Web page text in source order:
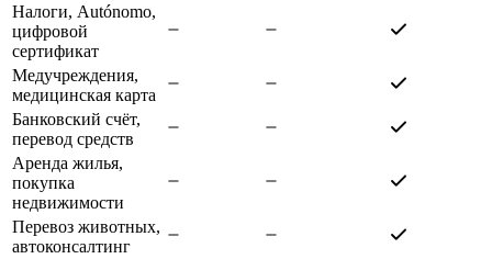
Налоги, Autónomo,
цифровой
сертификат
Медучреждения,
медицинская карта
Банковский счёт,
перевод средств
Аренда жилья,
покупка
недвижимости
Перевоз животных,
автоконсалтинг